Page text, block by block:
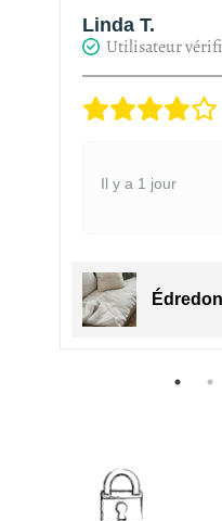
Linda T.
Utilisateur
Il y a 1 jour